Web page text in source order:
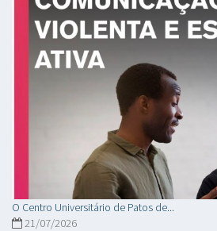
O Centro Universitário de Patos de...
21/07/2026